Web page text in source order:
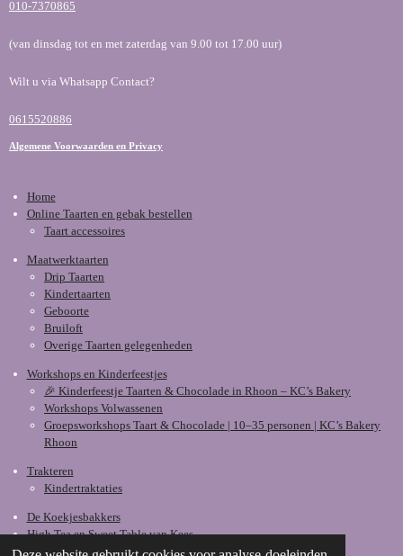
010-7370865
(van dinsdag tot en met zaterdag van 9.00 tot 17.00 uur)
Wilt u via Whatsapp Contact?
0615520886
Algemene Voorwaarden en Privacy
Home
Online Taarten en gebak bestellen
Taart accessoires
Maatwerktaarten
Drip Taarten
Kindertaarten
Geboorte
Bruiloft
Overige Taarten gelegenheden
Workshops en Kinderfeestjes
🎉 Kinderfeestje Taarten & Chocolade in Rhoon – KC’s Bakery
Workshops Volwassenen
Groepsworkshops Taart & Chocolade | 10–35 personen | KC’s Bakery
Rhoon
Trakteren
Kindertraktaties
De Koekjesbakkers
High Tea en Sweet Table van Kees